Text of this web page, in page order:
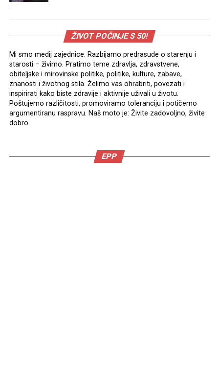
.
ŽIVOT POČINJE S 50!
Mi smo medij zajednice. Razbijamo predrasude o starenju i
starosti – živimo. Pratimo teme zdravlja, zdravstvene,
obiteljske i mirovinske politike, politike, kulture, zabave,
znanosti i životnog stila. Želimo vas ohrabriti, povezati i
inspirirati kako biste zdravije i aktivnije uživali u životu.
Poštujemo različitosti, promoviramo toleranciju i potičemo
argumentiranu raspravu. Naš moto je: Živite zadovoljno, živite
dobro.
EPP